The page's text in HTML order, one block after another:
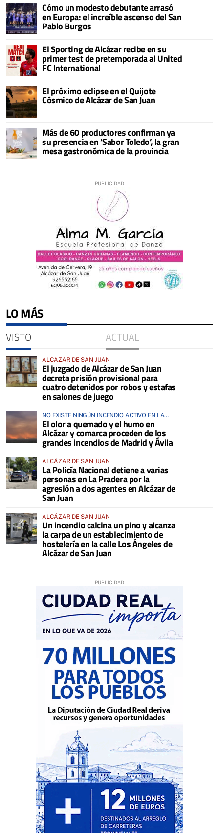
Cómo un modesto debutante arrasó
en Europa: el increíble ascenso del San
Pablo Burgos
El Sporting de Alcázar recibe en su
primer test de pretemporada al United
FC International
El próximo eclipse en el Quijote
Cósmico de Alcázar de San Juan
Más de 60 productores confirman ya
su presencia en ‘Sabor Toledo’, la gran
mesa gastronómica de la provincia
LO MÁS
VISTO ACTUAL
ALCÁZAR DE SAN JUAN
El juzgado de Alcázar de San Juan
decreta prisión provisional para
cuatro detenidos por robos y estafas
en salones de juego
NO EXISTE NINGÚN INCENDIO ACTIVO EN LA
COMARCA
El olor a quemado y el humo en
Alcázar y comarca proceden de los
grandes incendios de Madrid y Ávila
ALCÁZAR DE SAN JUAN
La Policía Nacional detiene a varias
personas en La Pradera por la
agresión a dos agentes en Alcázar de
San Juan
ALCÁZAR DE SAN JUAN
Un incendio calcina un pino y alcanza
la carpa de un establecimiento de
hostelería en la calle Los Ángeles de
Alcázar de San Juan